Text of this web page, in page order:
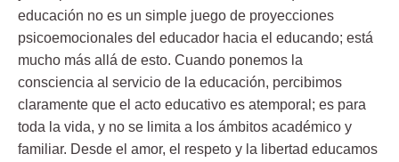
educación no es un simple juego de proyecciones
psicoemocionales del educador hacia el educando; está
mucho más allá de esto. Cuando ponemos la
consciencia al servicio de la educación, percibimos
claramente que el acto educativo es atemporal; es para
toda la vida, y no se limita a los ámbitos académico y
familiar. Desde el amor, el respeto y la libertad educamos